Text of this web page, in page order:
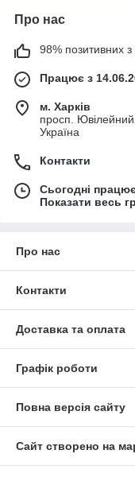
Про нас
98% позитивних з
Працює з
м. Харків
просп.
Україна
Контакти
Сьогодні
Показати весь
Про нас
Контакти
Доставка та оплата
Графік роботи
Повна версія сайту
Сайт створено на